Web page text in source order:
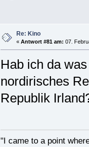
Re: Kino
« Antwort #81 am: 07.
Hab ich da
nordirisches
Republik
"I came to a point